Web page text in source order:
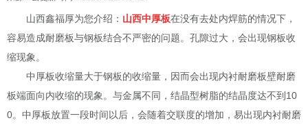
山西鑫福厚为您介绍： 山西中厚板在没有去处内焊筋的情况下，
容易造成耐磨板与钢板结合不严密的问题。孔隙过大，会出现钢板收
缩现象。
中厚板收缩量大于钢板的收缩量，因而会出现内衬耐磨板壁耐磨
板端面向内收缩的现象。与金属不同，结晶型树脂的结晶度达不到10
0。中厚板放置一段时间以后，会随着交联度的增加，易出现内衬耐磨